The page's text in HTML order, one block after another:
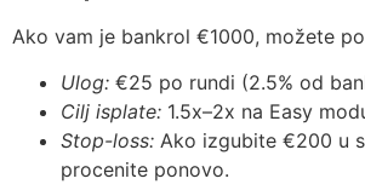
Ako vam je bankrol €1000, možete
Ulog: €25 po rundi (2.5% od
Cilj isplate: 1.5x–2x na Easy
Stop-loss: Ako izgubite €200 u
procenite ponovo.